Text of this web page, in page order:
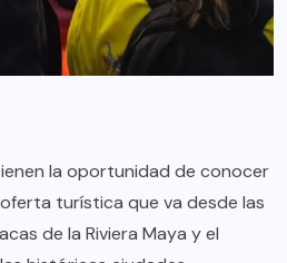
la oportunidad de conocer
turística que va desde las
de la Riviera Maya y el